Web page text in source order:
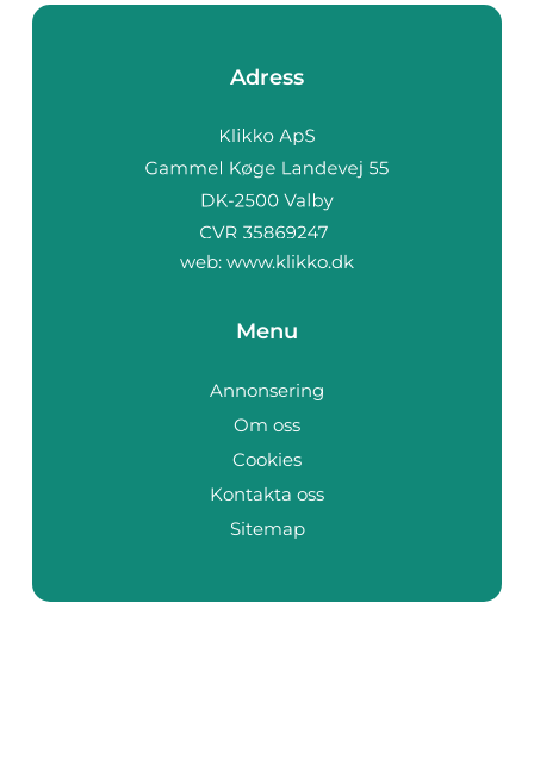
Adress
web: www.klikko.dk
Menu
Annonsering
Om oss
Cookies
Kontakta oss
Sitemap